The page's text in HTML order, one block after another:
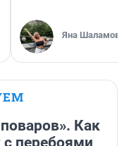
Яна Шаламова
Как
перебоями